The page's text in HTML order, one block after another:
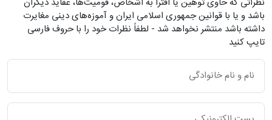
باشد و یا با قوانین جمهوری اسلامی ایران و آموزه‌های دینی مغایرت
داشته باشد منتشر نخواهد شد - لطفاً نظرات خود را با حروف فارسی
تایپ کنید